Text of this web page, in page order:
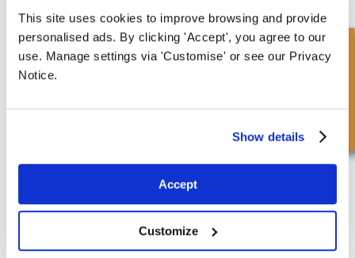
This site uses cookies to improve browsing and provide
personalised ads. By clicking 'Accept', you agree to our
use. Manage settings via 'Customise' or see our Privacy
Notice.
Show details
Accept
Customize
Diepte 2
859 Voorraad
£10.16
Snel onderzoek